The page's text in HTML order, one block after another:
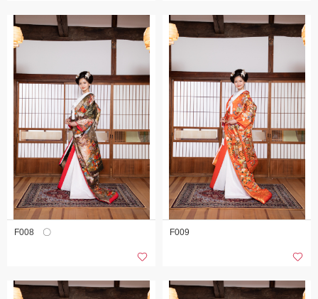
F008 〇 F009